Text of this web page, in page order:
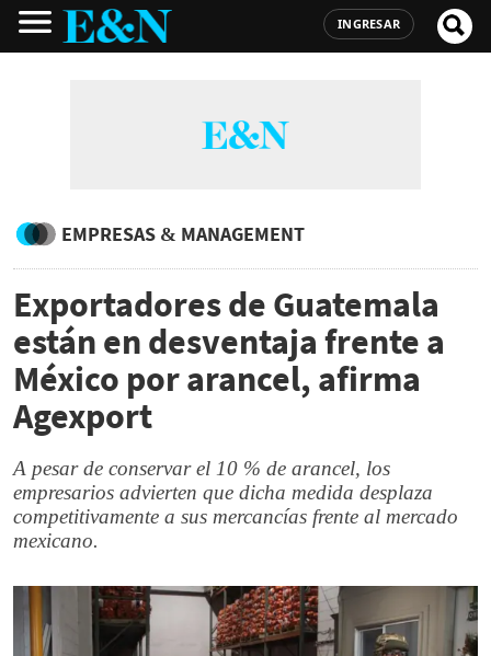
INGRESAR
EMPRESAS & MANAGEMENT
Exportadores de Guatemala
están en desventaja frente a
México por arancel, afirma
Agexport
A pesar de conservar el 10 % de arancel, los
empresarios advierten que dicha medida desplaza
competitivamente a sus mercancías frente al mercado
mexicano.